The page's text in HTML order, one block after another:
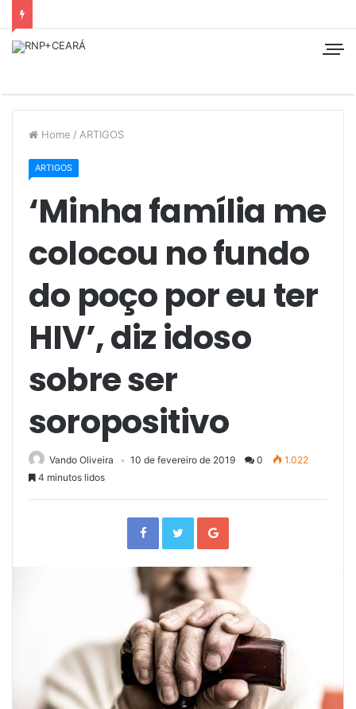
Home / ARTIGOS
ARTIGOS
‘Minha família me
colocou no fundo
do poço por eu ter
HIV’, diz idoso
sobre ser
soropositivo
Vando Oliveira 10 de fevereiro de 2019 0
1.022
4 minutos lidos
F
b
o
k
T
t
r +